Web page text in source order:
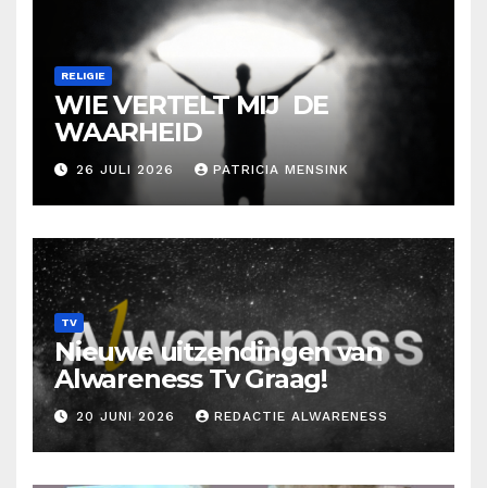
RELIGIE
WIE VERTELT MIJ DE
WAARHEID
26 JULI 2026 PATRICIA MENSINK
TV
Nieuwe uitzendingen van
Alwareness Tv Graag!
20 JUNI 2026 REDACTIE ALWARENESS